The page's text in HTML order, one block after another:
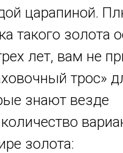
царапиной.
такого
лет, вам не
трос»
знают везде
золота: